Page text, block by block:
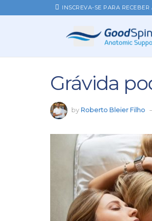
INSCREVA-SE PARA RECEBER
Grávida
by Roberto Bleier Filho